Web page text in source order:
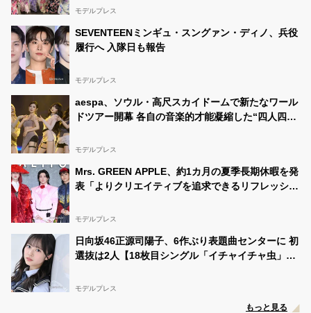
モデルプレス
SEVENTEENミンギュ・スングァン・ディノ、兵役
履行へ 入隊日も報告
モデルプレス
aespa、ソウル・高尺スカイドームで新たなワール
ドツアー開幕 各自の音楽的才能凝縮した“四人四
モデルプレス
Mrs. GREEN APPLE、約1カ月の夏季長期休暇を発
表「よりクリエイティブを追求できるリフレッシュ
モデルプレス
日向坂46正源司陽子、6作ぶり表題曲センターに 初
選抜は2人【18枚目シングル「イチャイチャ虫」フ
モデルプレス
もっと見る